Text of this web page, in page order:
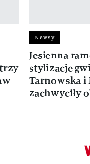
Newsy
Jesienna
stylizacje
Tarnowska i
zachwyciły